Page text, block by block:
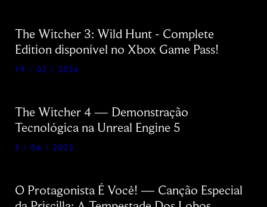
The Witcher 3: Wild Hunt - Complete
Edition disponível no Xbox Game Pass!
19 / 02 / 2026
The Witcher 4 — Demonstração
Tecnológica na Unreal Engine 5
3 / 06 / 2025
O Protagonista É Você! — Canção Especial